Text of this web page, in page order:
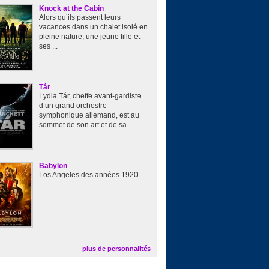
Knock at the Cabin
Alors qu’ils passent leurs
vacances dans un chalet isolé en
pleine nature, une jeune fille et
ses ...
Tár
Lydia Tár, cheffe avant-gardiste
d’un grand orchestre
symphonique allemand, est au
sommet de son art et de sa ...
Babylon
Los Angeles des années 1920 ...
plus de personnalités